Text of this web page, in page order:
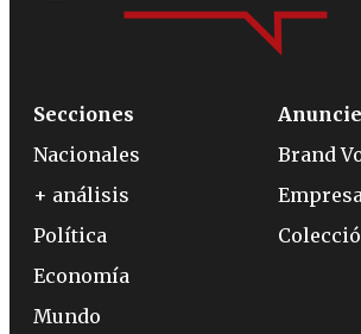
Secciones
Nacionales
+ análisis
Política
Economía
Mundo
Brand